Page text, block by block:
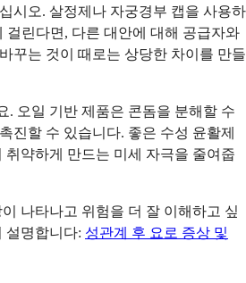
시오. 살정제나 자궁경부 캡을 사용하
걸린다면, 다른 대안에 대해 공급자와
꾸는 것이 때로는 상당한 차이를 만들
. 오일 기반 제품은 콘돔을 분해할 수
진할 수 있습니다. 좋은 수성 윤활제
취약하게 만드는 미세 자극을 줄여줍
나타나고 위험을 더 잘 이해하고 싶
설명합니다: 성관계 후 요로 증상 및